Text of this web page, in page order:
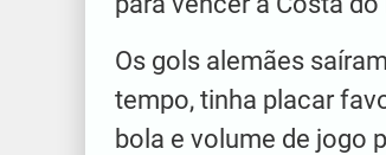
Os gols alemães
tempo, tinha placar
bola e volume de jogo